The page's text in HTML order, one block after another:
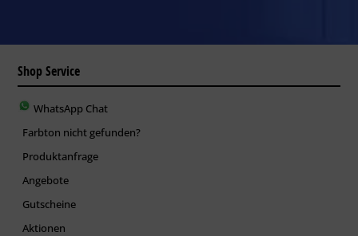
Shop Service
WhatsApp Chat
Farbton nicht gefunden?
Produktanfrage
Angebote
Gutscheine
Aktionen